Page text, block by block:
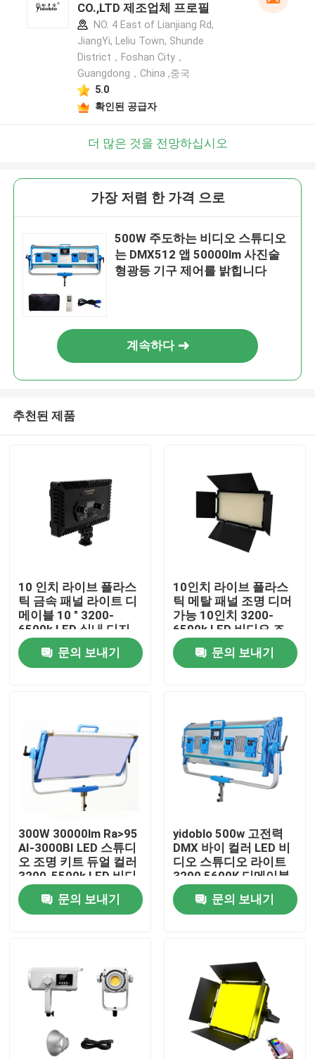
비디오
우리 에 관한 것
공장 투어
품질 관리
저희와 연락
LED 화면 스튜디오 조명
CO.,LTD 제조업체 프로필
NO. 4 East of Lianjiang Rd,
JiangYi, Leliu Town, Shunde
District，Foshan City，
Guangdong，China ,중국
5.0
확인된 공급자
더 많은 것을 전망하십시오
가장 저렴 한 가격 으로
500W 주도하는 비디오 스튜디오
는 DMX512 앱 50000lm 사진술
형광등 기구 제어를 밝힙니다
계속하다
추천된 제품
10 인치 라이브 플라스
틱 금속 패널 라이트 디
메이블 10 " 3200-
6500k LED 실내 디지
털 비디오 카메라 LED
라이트 문의 보내기
10인치 라이브 플라스
틱 메탈 패널 조명 디머
가능 10인치 3200-
6500k LED 비디오 조
명 스트리밍 카메라 스
튜디오 조명 영상 촬영
용
문의 보내기
300W 30000lm Ra>95
AI-3000BI LED 스튜디
오 조명 키트 듀얼 컬러
3200-5500k LED 비디
오 조명 300w S60
문의 보내기
yidoblo 500w 고전력
DMX 바이 컬러 LED 비
디오 스튜디오 라이트
3200 5600K 디메이블
소프트 LED 패널 라이
트 S120문의 보내기